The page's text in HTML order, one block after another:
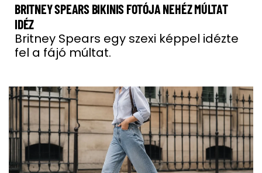
BRITNEY SPEARS BIKINIS FOTÓJA NEHÉZ MÚLTAT
IDÉZ
Britney Spears egy szexi képpel idézte
fel a fájó múltat.